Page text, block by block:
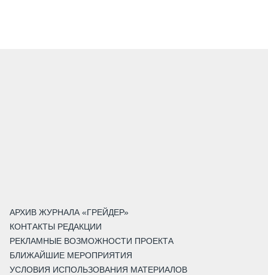
АРХИВ ЖУРНАЛА «ГРЕЙДЕР»
КОНТАКТЫ РЕДАКЦИИ
РЕКЛАМНЫЕ ВОЗМОЖНОСТИ ПРОЕКТА
БЛИЖАЙШИЕ МЕРОПРИЯТИЯ
УСЛОВИЯ ИСПОЛЬЗОВАНИЯ МАТЕРИАЛОВ